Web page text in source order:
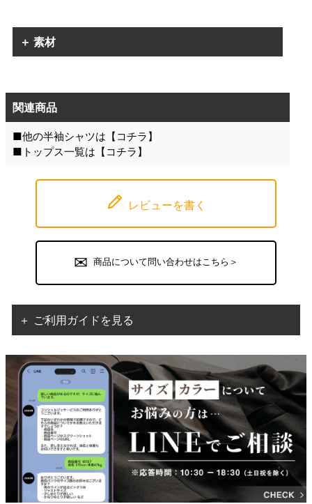
＋ 素材
関連商品
■他の半袖シャツは【 コチラ 】
■トップス一覧は【 コチラ 】
レビューを書く
商品について問い合わせはこちら＞
＋ ご利用ガイドを見る